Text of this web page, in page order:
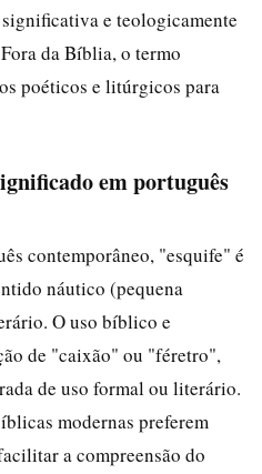
e teologicamente
da Bíblia, o termo
poéticos e litúrgicos para
em português
contemporâneo, "esquife" é
náutico (pequena
O uso bíblico e
de "caixão" ou "féretro",
de uso formal ou literário.
modernas preferem
a compreensão do